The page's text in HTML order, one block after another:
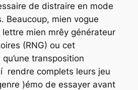
de distraire en mode
Beaucoup, mien vogue
mien mrêy générateur
(RNG) ou cet
transposition
rendre complets leurs jeu
)émo de essayer avant